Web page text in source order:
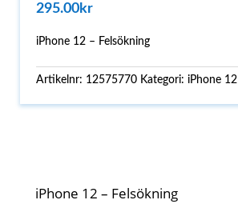
295.00kr
iPhone 12 – Felsökning
Artikelnr: 12575770 Kategori:iPhone 12
iPhone 12 – Felsökning